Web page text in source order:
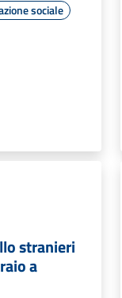
sociale
stranieri
a